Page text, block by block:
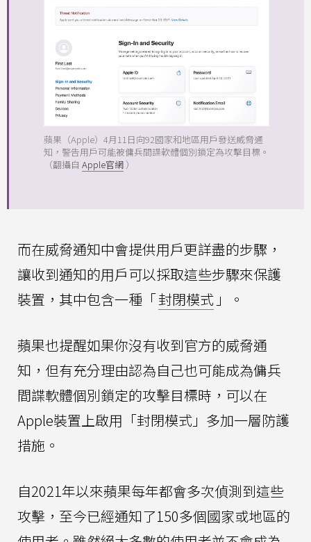
蘋果（Apple）4月11日向92國家和地區用戶發送威脅通
知，警告用戶可能被傭兵間諜軟體個別鎖定為攻擊目標。
（翻攝自 Apple官網 ）
而在威脅通知中會提供用戶更詳盡的步驟，
讓收到通知的用戶可以採取這些步驟來保護
裝置，其中包含一種「封閉模式 」。
蘋果也提醒如果你沒有收到官方的威脅通
知，但有充分理由認為自己也可能成為傭兵
間諜軟體個別鎖定的攻擊目標時，可以在
Apple裝置上啟用「封閉模式」多加一層防護
措施。
自2021年以來蘋果每年都會多次偵測到這些
攻擊，至今已經通知了150多個國家或地區的